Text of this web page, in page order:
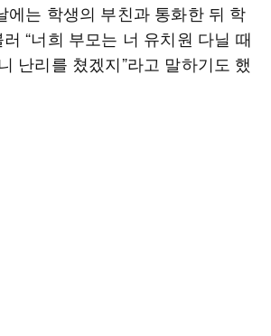
에는 학생의 부친과 통화한 뒤 학
“너희 부모는 너 유치원 다닐 때
난리를 쳤겠지”라고 말하기도 했